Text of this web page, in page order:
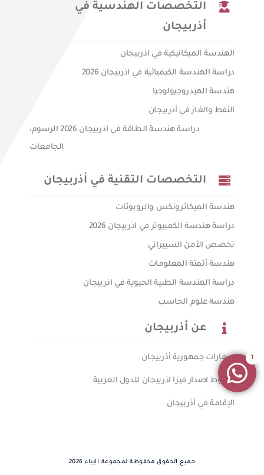
التخصصات الهندسية في
أذربيجان
الهندسة الميكانيكية في اذربيجان
دراسة الهندسة الكيميائية في اذربيجان 2026
هندسة الهيدروجيولوجيا
النفط والغاز في أذربيجان
دراسة هندسة الطاقة في اذربيجان 2026 الرسوم،
الجامعات
التخصصات التقنية في أذربيجان
هندسة الميكاترونكس والروبوتات
دراسة هندسة الكمبيوتر في اذربيجان 2026
تخصص الأمن السيبراني
هندسة أتمتة المعلومات
دراسة الهندسة الطبية الحيوية في اذربيجان
هندسة علوم الحاسب
عن أذربيجان
سفارات جمهورية أذربيجان
شروط اصدار فيزا اذربيجان للدول العربية
الإقامة في أذربيجان
جميع الحقوق محفوظة لمجموعة الإباء 2026
1